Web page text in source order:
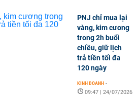
PNJ chỉ mua lại
vàng, kim cương
trong 2h buổi
chiều, giữ lịch
trả tiền tối đa
120 ngày
KINH DOANH -
09:47 | 24/07/2026